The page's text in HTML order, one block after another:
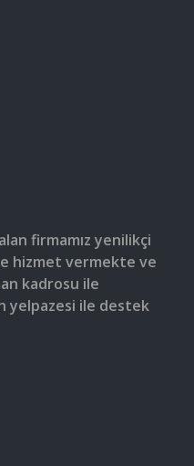
firmamız yenilikçi
hizmet vermekte ve
kadrosu ile
yelpazesi ile destek